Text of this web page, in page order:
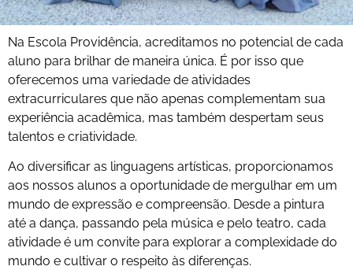
Na Escola Providência, acreditamos no potencial de cada
aluno para brilhar de maneira única. É por isso que
oferecemos uma variedade de atividades
extracurriculares que não apenas complementam sua
experiência acadêmica, mas também despertam seus
talentos e criatividade.
Ao diversificar as linguagens artísticas, proporcionamos
aos nossos alunos a oportunidade de mergulhar em um
mundo de expressão e compreensão. Desde a pintura
até a dança, passando pela música e pelo teatro, cada
atividade é um convite para explorar a complexidade do
mundo e cultivar o respeito às diferenças.